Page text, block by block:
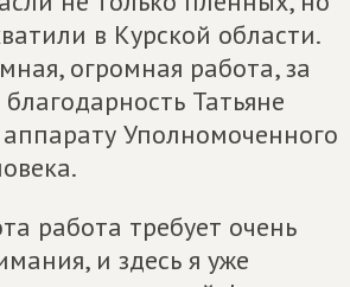
в Курской области.
огромная работа, за
Татьяне
Уполномоченного
работа требует очень
и здесь я уже